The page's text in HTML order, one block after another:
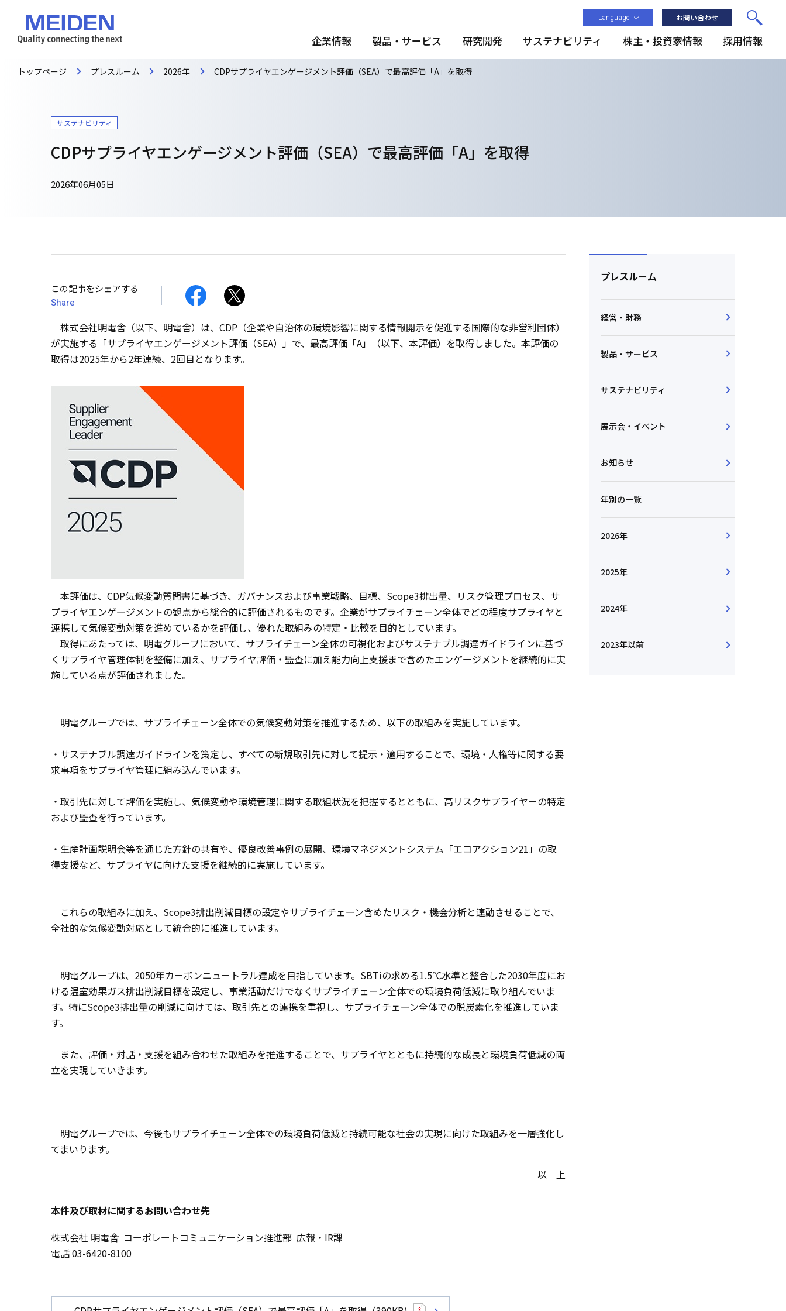
Language お問い合わせ
企業情報 製品・サービス 研究開発 サステナビリティ 株主・投資家情報 採用情報
トップページ プレスルーム 2026年 CDPサプライヤエンゲージメント評価（SEA）で最高評価「A」を取得
サステナビリティ
CDPサプライヤエンゲージメント評価（SEA）で最高評価「A」を取得
2026年06月05日
この記事をシェアする
Share
株式会社明電舎（以下、明電舎）は、CDP（企業や自治体の環境影響に関する情報開示を促進する国際的な非営利団体）
が実施する「サプライヤエンゲージメント評価（SEA）」で、最高評価「A」（以下、本評価）を取得しました。本評価の
取得は2025年から2年連続、2回目となります。
本評価は、CDP気候変動質問書に基づき、ガバナンスおよび事業戦略、目標、Scope3排出量、リスク管理プロセス、サ
プライヤエンゲージメントの観点から総合的に評価されるものです。企業がサプライチェーン全体でどの程度サプライヤと
連携して気候変動対策を進めているかを評価し、優れた取組みの特定・比較を目的としています。
取得にあたっては、明電グループにおいて、サプライチェーン全体の可視化およびサステナブル調達ガイドラインに基づ
くサプライヤ管理体制を整備に加え、サプライヤ評価・監査に加え能力向上支援まで含めたエンゲージメントを継続的に実
施している点が評価されました。
明電グループでは、サプライチェーン全体での気候変動対策を推進するため、以下の取組みを実施しています。
・サステナブル調達ガイドラインを策定し、すべての新規取引先に対して提示・適用することで、環境・人権等に関する要
求事項をサプライヤ管理に組み込んでいます。
・取引先に対して評価を実施し、気候変動や環境管理に関する取組状況を把握するとともに、高リスクサプライヤーの特定
および監査を行っています。
・生産計画説明会等を通じた方針の共有や、優良改善事例の展開、環境マネジメントシステム「エコアクション21」の取
得支援など、サプライヤに向けた支援を継続的に実施しています。
これらの取組みに加え、Scope3排出削減目標の設定やサプライチェーン含めたリスク・機会分析と連動させることで、
全社的な気候変動対応として統合的に推進しています。
明電グループは、2050年カーボンニュートラル達成を目指しています。SBTiの求める1.5℃水準と整合した2030年度にお
ける温室効果ガス排出削減目標を設定し、事業活動だけでなくサプライチェーン全体での環境負荷低減に取り組んでいま
す。特にScope3排出量の削減に向けては、取引先との連携を重視し、サプライチェーン全体での脱炭素化を推進していま
す。
また、評価・対話・支援を組み合わせた取組みを推進することで、サプライヤとともに持続的な成長と環境負荷低減の両
立を実現していきます。
明電グループでは、今後もサプライチェーン全体での環境負荷低減と持続可能な社会の実現に向けた取組みを一層強化し
てまいります。
以 上
本件及び取材に関するお問い合わせ先
株式会社 明電舎 コーポレートコミュニケーション推進部 広報・IR課
電話 03-6420-8100
プレスルーム
経営・財務
製品・サービス
サステナビリティ
展示会・イベント
お知らせ
年別の一覧
2026年
2025年
2024年
2023年以前